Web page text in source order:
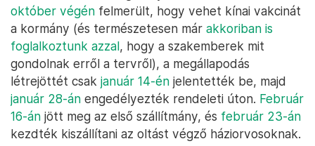
október végén felmerült, hogy vehet kínai vakcinát
a kormány (és természetesen már akkoriban is
foglalkoztunk azzal, hogy a szakemberek mit
gondolnak erről a tervről), a megállapodás
létrejöttét csak január 14-én jelentették be, majd
január 28-án engedélyezték rendeleti úton. Február
16-án jött meg az első szállítmány, és február 23-án
kezdték kiszállítani az oltást végző háziorvosoknak.